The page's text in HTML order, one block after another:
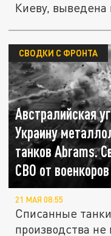
Киеву, выведена
Австралийская
Украину
танков Аbrams.
СВО от военкоров
СВОДКИ С ФРОНТА
21 МАЯ 08:55
Списанные
производства